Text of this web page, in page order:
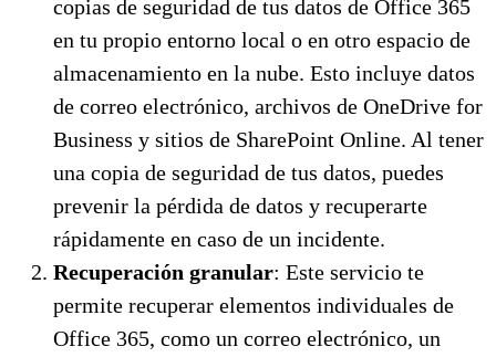
copias de seguridad de tus datos de Office 365
en tu propio entorno local o en otro espacio de
almacenamiento en la nube. Esto incluye datos
de correo electrónico, archivos de OneDrive for
Business y sitios de SharePoint Online. Al tener
una copia de seguridad de tus datos, puedes
prevenir la pérdida de datos y recuperarte
rápidamente en caso de un incidente.
Recuperación granular: Este servicio te
permite recuperar elementos individuales de
Office 365, como un correo electrónico, un